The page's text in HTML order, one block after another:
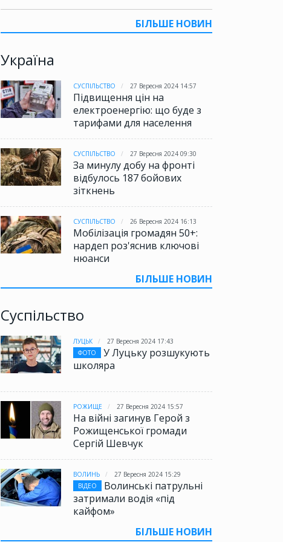
БІЛЬШЕ НОВИН
Україна
СУСПІЛЬСТВО 27 Вересня 2024 14:57
Підвищення цін на
електроенергію: що буде з
тарифами для населення
СУСПІЛЬСТВО 27 Вересня 2024 09:30
За минулу добу на фронті
відбулось 187 бойових
зіткнень
СУСПІЛЬСТВО 26 Вересня 2024 16:13
Мобілізація громадян 50+:
нардеп роз'яснив ключові
нюанси
БІЛЬШЕ НОВИН
Суспільство
ЛУЦЬК
27 Вересня 2024 17:43
ФОТО
У Луцьку розшукують
школяра
РОЖИЩЕ 27 Вересня 2024 15:57
На війні загинув Герой з
Рожищенської громади
Сергій Шевчук
ВОЛИНЬ
27 Вересня 2024 15:29
ВІДЕО
Волинські патрульні
затримали водія «під
кайфом»
БІЛЬШЕ НОВИН